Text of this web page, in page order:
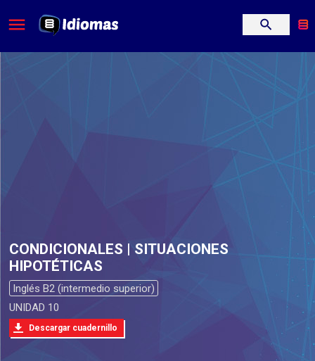
CONDICIONALES | SITUACIONES
HIPOTÉTICAS
Inglés B2 (intermedio superior)
UNIDAD 10
Descargar cuadernillo